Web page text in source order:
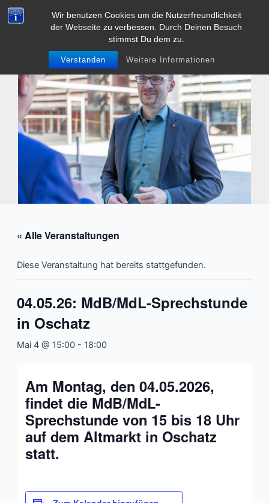
Wir benutzen Cookies um die Nutzerfreundlichkeit
der Webseite zu verbessen. Durch Deinen Besuch
stimmst Du dem zu.
Verstanden Weitere Informationen
Zum
Inhalt
Tobias Heller
Main
« Alle Veranstaltungen
Diese Veranstaltung hat bereits stattgefunden.
04.05.26: MdB/MdL-Sprechstunde
in Oschatz
Mai 4 @ 15:00- 18:00
Am Montag, den 04.05.2026,
findet die MdB/MdL-
Sprechstunde von 15 bis 18 Uhr
auf dem Altmarkt in Oschatz
statt.